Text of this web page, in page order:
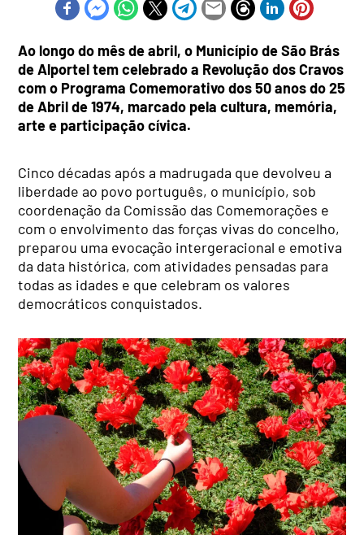
Ao longo do mês de abril, o Município de São Brás
de Alportel tem celebrado a Revolução dos Cravos
com o Programa Comemorativo dos 50 anos do 25
de Abril de 1974, marcado pela cultura, memória,
arte e participação cívica.
Cinco décadas após a madrugada que devolveu a
liberdade ao povo português, o município, sob
coordenação da Comissão das Comemorações e
com o envolvimento das forças vivas do concelho,
preparou uma evocação intergeracional e emotiva
da data histórica, com atividades pensadas para
todas as idades e que celebram os valores
democráticos conquistados.